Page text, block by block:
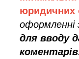
юридичних
оформленні
для вводу